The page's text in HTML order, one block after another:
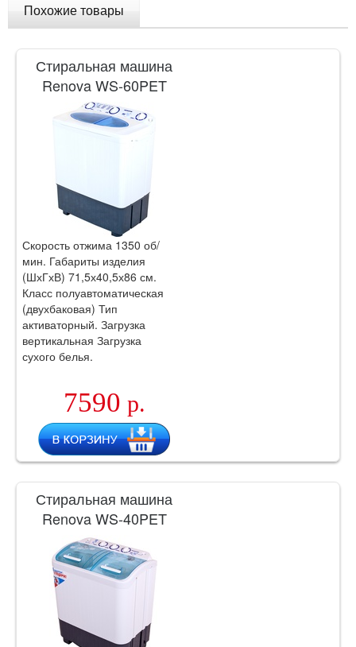
Похожие товары
Стиральная машина
Renova WS-60PET
Скорость отжима 1350 об/
мин. Габариты изделия
(ШхГхВ) 71,5х40,5х86 см.
Класс полуавтоматическая
(двухбаковая) Тип
активаторный. Загрузка
вертикальная Загрузка
сухого белья.
7590 р.
Стиральная машина
Renova WS-40PET